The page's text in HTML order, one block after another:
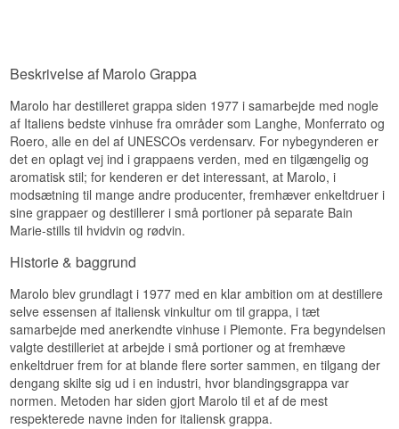
Barbera er den mest plantede røde drue i
Piemonte, men bruges langt oftere til vin end til
grappa - langt de fleste af regionens
navnkundige grappaer laves i stedet af Nebbiolo
fra Barolo eller Barbaresco.
Se hele vores udvalg afMarolo Grappa
Eftersmag
Eftersmagen er lang og varm med et strejf af træ
og krydderi, der holder sig længe.
Specifikationer
Navn: Marolo Grappa Miniature di Barolo
Fadlagret
Destilleri:Marolo
Region/Land: Piemonte, Italien
Type: Italiensk Grappa
EAN nr.: 609750514135
Serveringsforslag: Serveres som digestif i et lille
glas, gerne let afkølet
Smagsprofil
Fadpræget · Varm · Krydret · Rund · Vaniljesød
Vidste du at?
Grappaen hviler på rustfrit stål og forbliver derfor
klar og ufarvet, hvilket understreger den friske,
blomstrede karakter frem for at tilføje smag fra
træ.
Smagsnoter
Næse
Duften er intens og blomstret med et tydeligt strejf
af muscatdrue og ferskenblomst.
Smagen er blød og aromatisk med antydning af
hvid chokolade og ferskensødme.
Eftersmag
Eftersmagen er kort og ren med en let
peberkrydret afslutning.
Specifikationer
Beskrivelse af Marolo Grappa
Marolo har destilleret grappa siden 1977 i samarbejde med nogle
af Italiens bedste vinhuse fra områder som Langhe, Monferrato og
Roero, alle en del af UNESCOs verdensarv. For nybegynderen er
det en oplagt vej ind i grappaens verden, med en tilgængelig og
aromatisk stil; for kenderen er det interessant, at Marolo, i
modsætning til mange andre producenter, fremhæver enkeltdruer i
sine grappaer og destillerer i små portioner på separate Bain
Marie-stills til hvidvin og rødvin.
Historie & baggrund
Marolo blev grundlagt i 1977 med en klar ambition om at destillere
selve essensen af italiensk vinkultur om til grappa, i tæt
samarbejde med anerkendte vinhuse i Piemonte. Fra begyndelsen
valgte destilleriet at arbejde i små portioner og at fremhæve
enkeltdruer frem for at blande flere sorter sammen, en tilgang der
dengang skilte sig ud i en industri, hvor blandingsgrappa var
normen. Metoden har siden gjort Marolo til et af de mest
respekterede navne inden for italiensk grappa.